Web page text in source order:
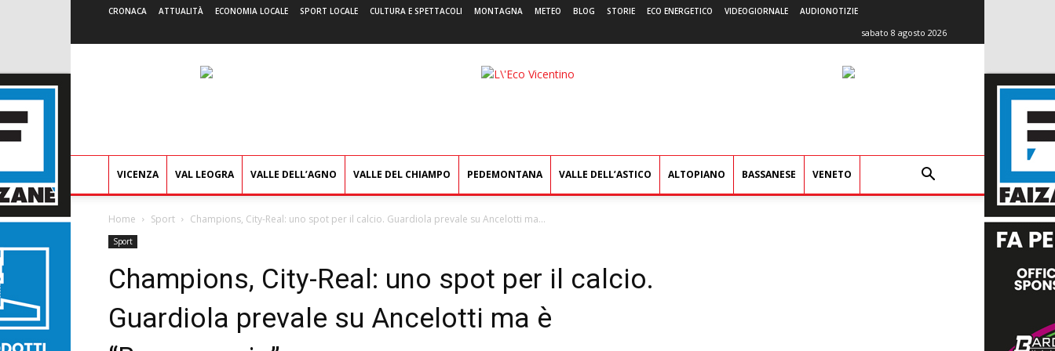
CRONACA ATTUALITÀ ECONOMIA LOCALE SPORT LOCALE CULTURA E SPETTACOLI MONTAGNA METEO BLOG STORIE ECO ENERGETICO VIDEOGIORNALE AUDIONOTIZIE
sabato 8 agosto 2026
L'Eco
VICENZA VAL LEOGRA VALLE DELL’AGNO VALLE DEL CHIAMPO PEDEMONTANA VALLE DELL’ASTICO ALTOPIANO BASSANESE VENETO
Home Sport Champions, City-Real: uno spot per il calcio. Guardiola prevale su Ancelotti ma...
Sport
Champions, City-Real: uno spot per il calcio.
Guardiola prevale su Ancelotti ma è